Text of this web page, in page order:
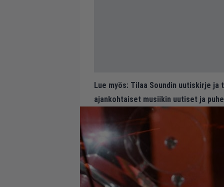
Lue myös: Tilaa Soundin uutiskirje ja
ajankohtaiset musiikin uutiset ja